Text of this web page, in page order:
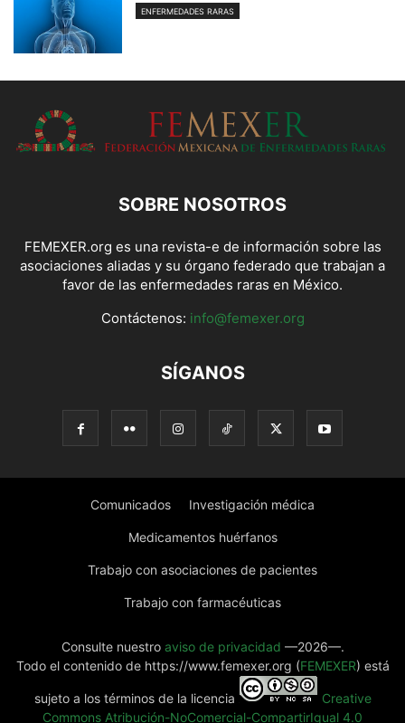
ENFERMEDADES RARAS
SOBRE NOSOTROS
FEMEXER.org es una revista-e de información sobre las
asociaciones aliadas y su órgano federado que trabajan a
favor de las enfermedades raras en México.
Contáctenos: info@femexer.org
SÍGANOS
Comunicados Investigación médica
Medicamentos huérfanos
Trabajo con asociaciones de pacientes
Trabajo con farmacéuticas
Consulte nuestro aviso de privacidad —2026—.
Todo el contenido de https://www.femexer.org (FEMEXER) está
sujeto a los términos de la licencia
Creative
Commons Atribución-NoComercial-CompartirIgual 4.0